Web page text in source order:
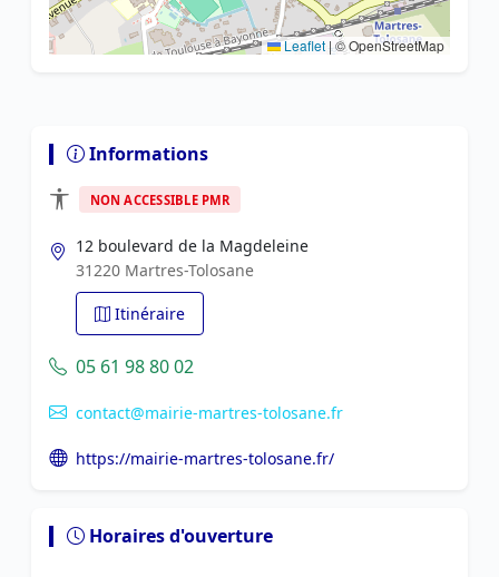
Leaflet|© OpenStreetMap
Informations
NON ACCESSIBLE PMR
12 boulevard de la Magdeleine
31220 Martres-Tolosane
Itinéraire
05 61 98 80 02
contact@mairie-martres-tolosane.fr
https://mairie-martres-tolosane.fr/
Horaires d'ouverture